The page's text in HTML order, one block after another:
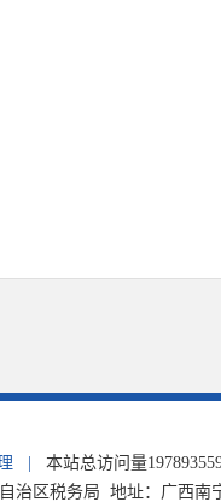
本站总访问量
治区税务局 地址：广西南